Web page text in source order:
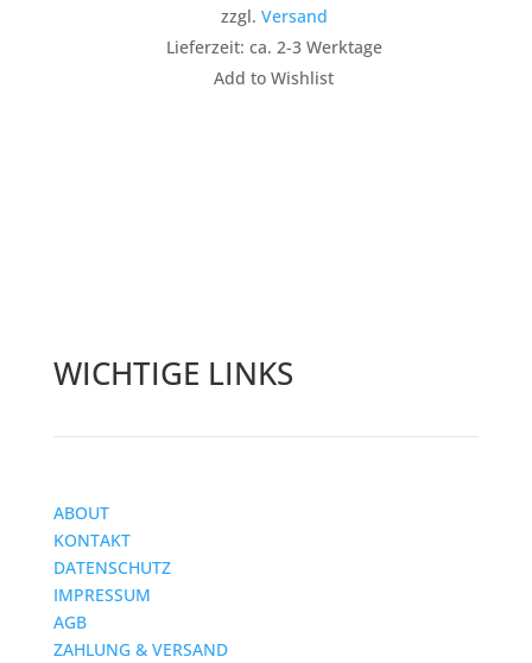
zzgl. Versand
Lieferzeit: ca. 2-3 Werktage
Add to Wishlist
WICHTIGE LINKS
ABOUT
KONTAKT
DATENSCHUTZ
IMPRESSUM
AGB
ZAHLUNG & VERSAND